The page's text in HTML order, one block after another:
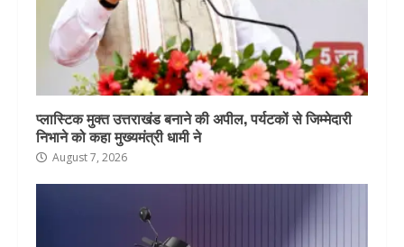
प्लास्टिक मुक्त उत्तराखंड बनाने की अपील, पर्यटकों से जिम्मेदारी
निभाने को कहा मुख्यमंत्री धामी ने
August 7, 2026